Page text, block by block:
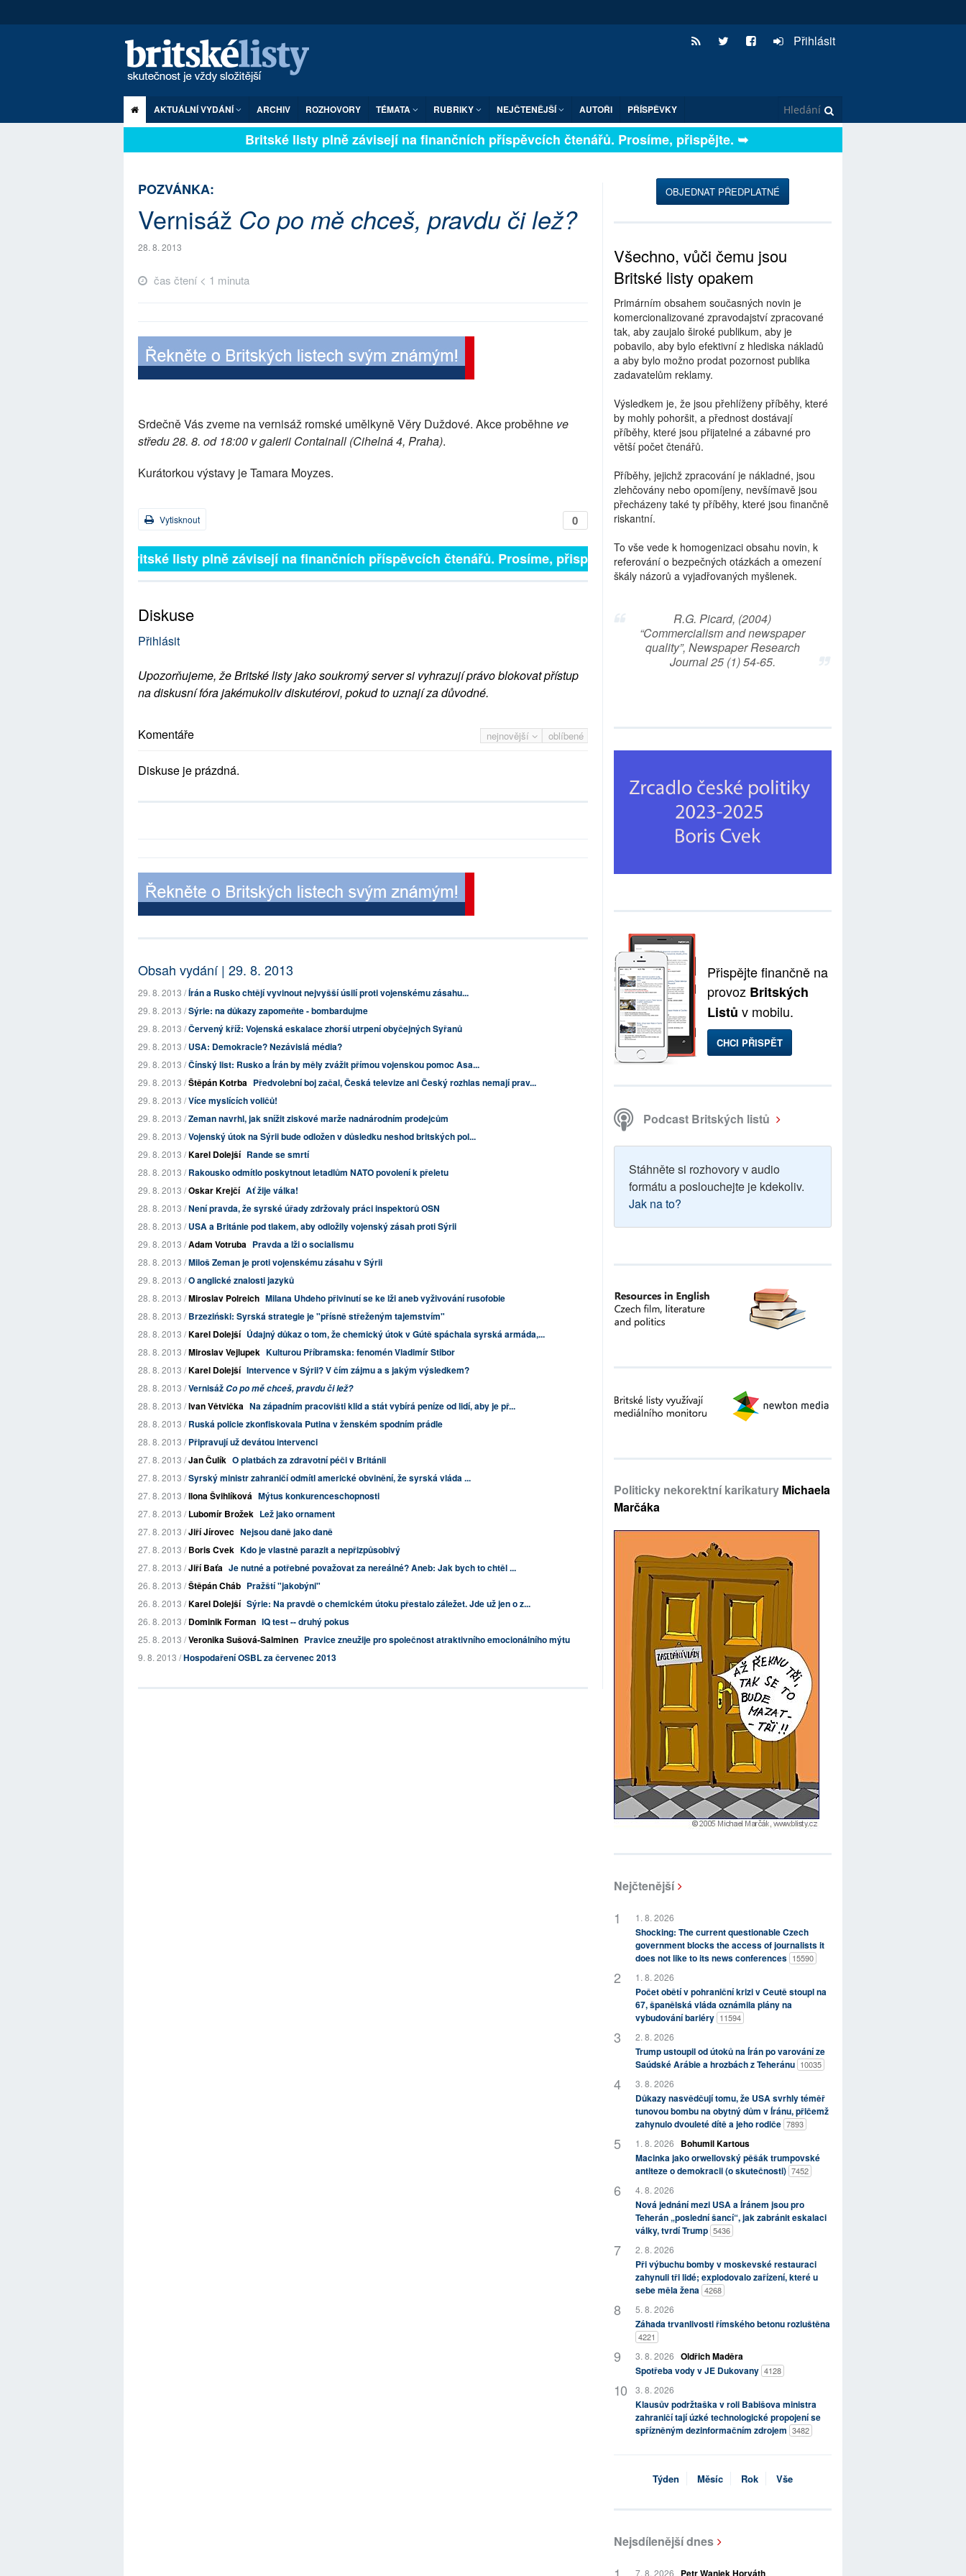
Přihlásit
AKTUÁLNÍ VYDÁNÍ ARCHIV ROZHOVORY TÉMATA RUBRIKY NEJČTENĚJŠÍ AUTOŘI PŘÍSPĚVKY
Britské listy plně závisejí na finančních příspěvcích čtenářů. Prosíme, přispějte. ➥
POZVÁNKA:
Vernisáž Co po mě chceš, pravdu či lež?
28. 8. 2013
čas čtení < 1 minuta
Srdečně Vás zveme na vernisáž romské umělkyně Věry Duždové. Akce proběhne ve
středu 28. 8. od 18:00 v galerii Containall (Cihelná 4, Praha).
Kurátorkou výstavy je Tamara Moyzes.
0
Vytisknout
Britské listy plně závisejí na finančních příspěvcích čtenářů. Prosíme, přispějte. ➥
Diskuse
Přihlásit
Upozorňujeme, že Britské listy jako soukromý server si vyhrazují právo blokovat přístup
na diskusní fóra jakémukoliv diskutérovi, pokud to uznají za důvodné.
nejnovější oblíbené
Komentáře
Diskuse je prázdná.
Obsah vydání | 29. 8. 2013
29. 8. 2013 /Írán a Rusko chtějí vyvinout nejvyšší úsilí proti vojenskému zásahu...
29. 8. 2013 /Sýrie: na důkazy zapomeňte - bombardujme
29. 8. 2013 /Červený kříž: Vojenská eskalace zhorší utrpení obyčejných Syřanů
29. 8. 2013 /USA: Demokracie? Nezávislá média?
29. 8. 2013 /Čínský list: Rusko a Írán by měly zvážit přímou vojenskou pomoc Asa...
29. 8. 2013 /Štěpán Kotrba Předvolební boj začal, Česká televize ani Český rozhlas nemají prav...
29. 8. 2013 /Více myslících voličů!
29. 8. 2013 /Zeman navrhl, jak snížit ziskové marže nadnárodním prodejcům
29. 8. 2013 /Vojenský útok na Sýrii bude odložen v důsledku neshod britských pol...
29. 8. 2013 /Karel Dolejší Rande se smrtí
28. 8. 2013 /Rakousko odmítlo poskytnout letadlům NATO povolení k přeletu
29. 8. 2013 /Oskar Krejčí Ať žije válka!
28. 8. 2013 /Není pravda, že syrské úřady zdržovaly práci inspektorů OSN
28. 8. 2013 /USA a Británie pod tlakem, aby odložily vojenský zásah proti Sýrii
29. 8. 2013 /Adam Votruba Pravda a lži o socialismu
28. 8. 2013 /Miloš Zeman je proti vojenskému zásahu v Sýrii
29. 8. 2013 /O anglické znalosti jazyků
28. 8. 2013 /Miroslav Polreich Milana Uhdeho přivinutí se ke lži aneb vyživování rusofobie
28. 8. 2013 /Brzeziński: Syrská strategie je "přísně střeženým tajemstvím"
28. 8. 2013 /Karel Dolejší Údajný důkaz o tom, že chemický útok v Gútě spáchala syrská armáda,...
28. 8. 2013 /Miroslav Vejlupek Kulturou Příbramska: fenomén Vladimír Stibor
28. 8. 2013 /Karel Dolejší Intervence v Sýrii? V čím zájmu a s jakým výsledkem?
28. 8. 2013 /VernisážCo po mě chceš, pravdu či lež?
28. 8. 2013 /Ivan Větvička Na západním pracovišti klid a stát vybírá peníze od lidí, aby je př...
28. 8. 2013 /Ruská policie zkonfiskovala Putina v ženském spodním prádle
28. 8. 2013 /Připravují už devátou intervenci
27. 8. 2013 /Jan Čulík O platbách za zdravotní péči v Británii
27. 8. 2013 /Syrský ministr zahraničí odmítl americké obvinění, že syrská vláda ...
27. 8. 2013 /Ilona Švihlíková Mýtus konkurenceschopnosti
27. 8. 2013 /Lubomír Brožek Lež jako ornament
27. 8. 2013 /Jiří Jírovec Nejsou daně jako daně
27. 8. 2013 /Boris Cvek Kdo je vlastně parazit a nepřizpůsobivý
27. 8. 2013 /Jiří Baťa Je nutné a potřebné považovat za nereálné? Aneb: Jak bych to chtěl ...
26. 8. 2013 /Štěpán Cháb Pražští "jakobýni"
26. 8. 2013 /Karel Dolejší Sýrie: Na pravdě o chemickém útoku přestalo záležet. Jde už jen o z...
26. 8. 2013 /Dominik Forman IQ test -- druhý pokus
25. 8. 2013 /Veronika Sušová-Salminen Pravice zneužije pro společnost atraktivního emocionálního mýtu
9. 8. 2013 /Hospodaření OSBL za červenec 2013
OBJEDNAT PŘEDPLATNÉ
Všechno, vůči čemu jsou
Britské listy opakem
Primárním obsahem současných novin je
komercionalizované zpravodajství zpracované
tak, aby zaujalo široké publikum, aby je
pobavilo, aby bylo efektivní z hlediska nákladů
a aby bylo možno prodat pozornost publika
zadavatelům reklamy.
Výsledkem je, že jsou přehlíženy příběhy, které
by mohly pohoršit, a přednost dostávají
příběhy, které jsou přijatelné a zábavné pro
větší počet čtenářů.
Příběhy, jejichž zpracování je nákladné, jsou
zlehčovány nebo opomíjeny, nevšímavě jsou
přecházeny také ty příběhy, které jsou finančně
riskantní.
To vše vede k homogenizaci obsahu novin, k
referování o bezpečných otázkách a omezení
škály názorů a vyjadřovaných myšlenek.
R.G. Picard, (2004)
“Commercialism and newspaper
quality”, Newspaper Research
Journal 25 (1) 54-65.
Přispějte finančně na
provoz Britských
Listů v mobilu.
CHCI PŘISPĚT
Podcast Britských listů
Stáhněte si rozhovory v audio
formátu a poslouchejte je kdekoliv.
Jak na to?
Politicky nekorektní karikatury Michaela
Marčáka
Nejčtenější
1. 8. 2026
Shocking: The current questionable Czech
government blocks the access of journalists it
does not like to its news conferences 15590
1. 8. 2026
Počet obětí v pohraniční krizi v Ceutě stoupl na
67, španělská vláda oznámila plány na
vybudování bariéry 11594
2. 8. 2026
Trump ustoupil od útoků na Írán po varování ze
Saúdské Arábie a hrozbách z Teheránu 10035
3. 8. 2026
Důkazy nasvědčují tomu, že USA svrhly téměř
tunovou bombu na obytný dům v Íránu, přičemž
zahynulo dvouleté dítě a jeho rodiče 7893
1. 8. 2026
Bohumil Kartous
Macinka jako orwellovský pěšák trumpovské
antiteze o demokracii (o skutečnosti) 7452
4. 8. 2026
Nová jednání mezi USA a Íránem jsou pro
Teherán „poslední šancí“, jak zabránit eskalaci
války, tvrdí Trump 5436
2. 8. 2026
Při výbuchu bomby v moskevské restauraci
zahynuli tři lidé; explodovalo zařízení, které u
sebe měla žena 4268
5. 8. 2026
Záhada trvanlivosti římského betonu rozluštěna
4221
3. 8. 2026 Oldřich Maděra
Spotřeba vody v JE Dukovany 4128
3. 8. 2026
Klausův podržtaška v roli Babišova ministra
zahraničí tají úzké technologické propojení se
spřízněným dezinformačním zdrojem 3482
Týden Měsíc Rok Vše
Nejsdílenější dnes
7. 8. 2026 Petr Waniek Horváth